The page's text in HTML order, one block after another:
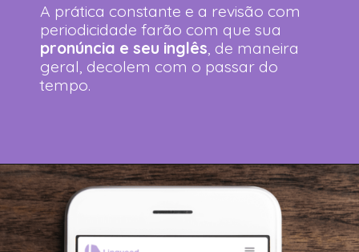
A prática constante e a revisão com
periodicidade farão com que sua
pronúncia e seu inglês, de maneira
geral, decolem com o passar do
tempo.